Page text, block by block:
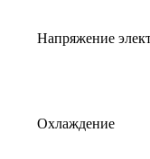
Напряжение
Охлаждение